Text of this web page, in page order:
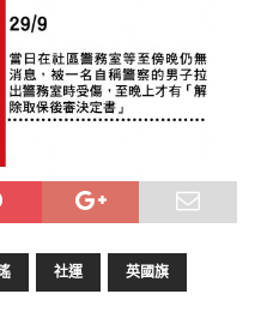
社運 英國旗